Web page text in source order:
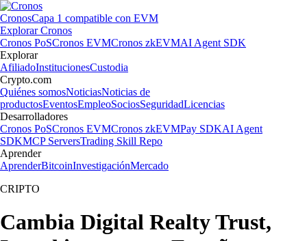
CronosCapa 1 compatible con EVM
Explorar Cronos
Cronos PoSCronos EVMCronos zkEVMAI Agent SDK
Explorar
AfiliadoInstitucionesCustodia
Crypto.com
Quiénes somosNoticiasNoticias de
productosEventosEmpleoSociosSeguridadLicencias
Desarrolladores
Cronos PoSCronos EVMCronos zkEVMPay SDKAI Agent
SDKMCP ServersTrading Skill Repo
Aprender
AprenderBitcoinInvestigaciónMercado
CRIPTO
Cambia Digital Realty Trust,